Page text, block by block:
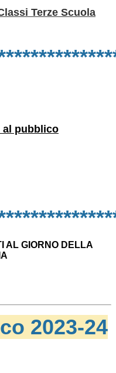
Terze Scuola
al pubblico
AL GIORNO DELLA
2023-24